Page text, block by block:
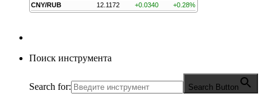
CNY/RUB
12.1172 +0.0340 +0.28%
Поиск инструмента
Search for: Search Button